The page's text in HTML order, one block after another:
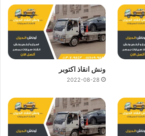
ونش انقاذ اكتوبر
2022-08-28